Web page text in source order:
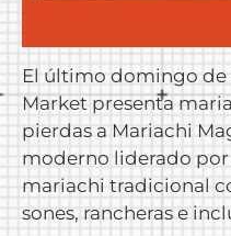
El último domingo de
Market presenta
pierdas a Mariachi
moderno liderado
mariachi tradicional
sones, rancheras e